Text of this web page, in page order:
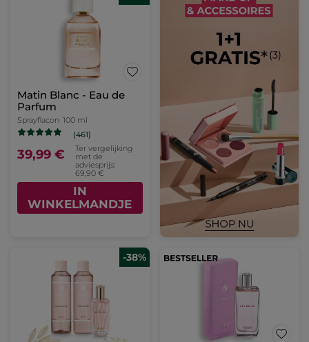
Matin Blanc - Eau de
Parfum
Sprayflacon 100 ml
(461)
39,99 €
Ter vergelijking
met de
adviesprijs:
69,90 €
IN
WINKELMANDJE
-38%